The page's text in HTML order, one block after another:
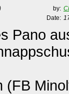
by:
Date:
Pano
(FB